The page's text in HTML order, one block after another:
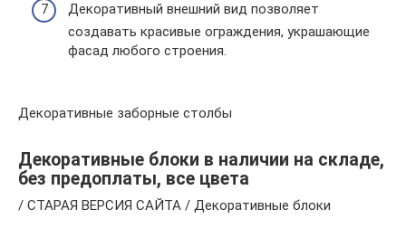
Декоративный внешний вид позволяет
создавать красивые ограждения, украшающие
фасад любого строения.
Декоративные заборные столбы
Декоративные блоки в наличии на складе,
без предоплаты, все цвета
/ СТАРАЯ ВЕРСИЯ САЙТА / Декоративные блоки